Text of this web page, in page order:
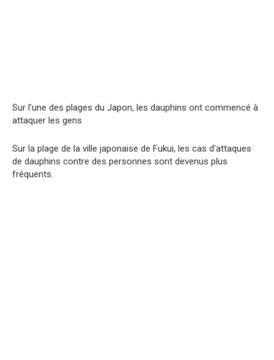
Sur l’une des plages du Japon, les dauphins ont commencé à
attaquer les gens
Sur la plage de la ville japonaise de Fukui, les cas d’attaques
de dauphins contre des personnes sont devenus plus
fréquents.